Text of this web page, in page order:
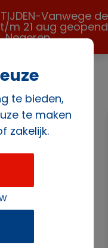
Vanwege de
m 21 aug geopend
Negeren
te bieden,
te maken
zakelijk.